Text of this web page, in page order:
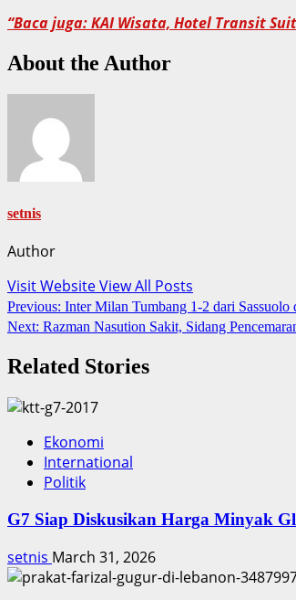
“Baca juga: KAI Wisata, Hotel Transit
About the Author
setnis
Author
Visit WebsiteView All Posts
Post
navigation
Previous: Inter Milan Tumbang 1-2 dari Sassuolo
Next: Razman Nasution Sakit, Sidang
Related Stories
Ekonomi
International
Politik
G7 Siap Diskusikan Harga Minyak
setnis March 31, 2026